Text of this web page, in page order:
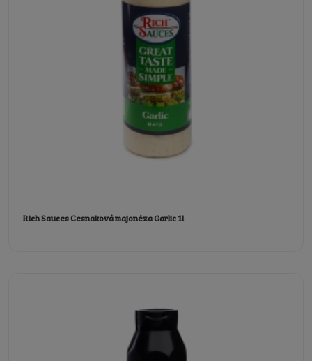
Rich Sauces Cesnaková majonéza Garlic 1l